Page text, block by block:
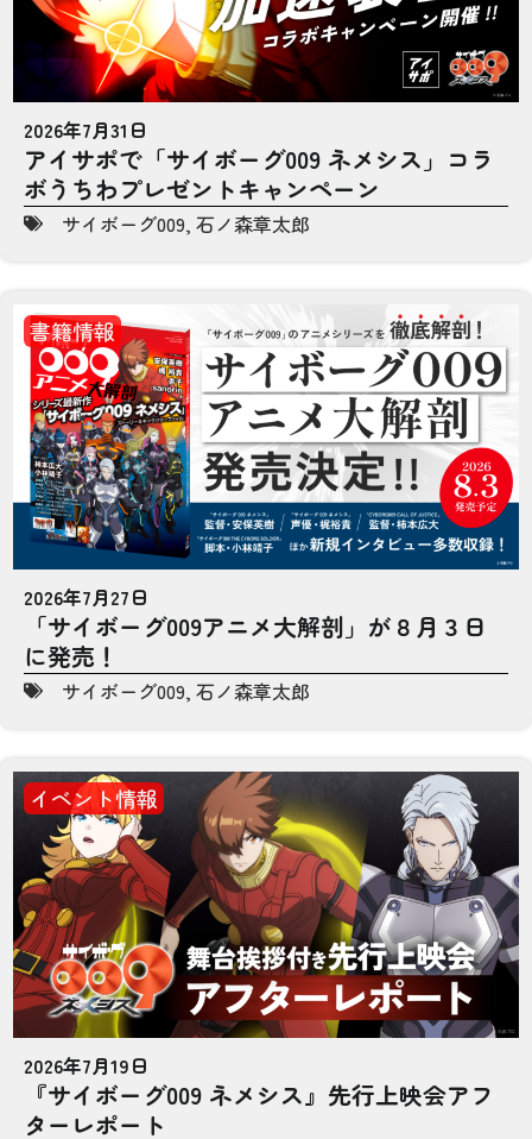
2026年7月31日
アイサポで「サイボーグ009 ネメシス」コラ
ボうちわプレゼントキャンペーン
サイボーグ009, 石ノ森章太郎
書籍情報
2026年7月27日
「サイボーグ009アニメ大解剖」が８月３日
に発売！
サイボーグ009, 石ノ森章太郎
イベント情報
2026年7月19日
『サイボーグ009 ネメシス』先行上映会アフ
ターレポート